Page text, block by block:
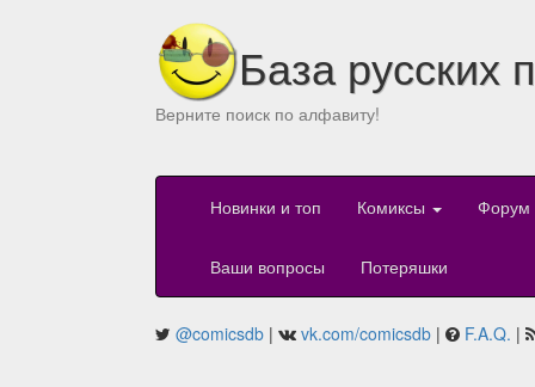
База русских
Верните поиск по алфавиту!
Новинки и топ Комиксы Форум
Ваши вопросы Потеряшки
@comicsdb | vk.com/comicsdb | F.A.Q. |